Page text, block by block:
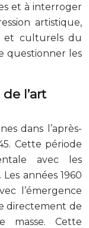
et à interroger
artistique,
et culturels du
questionner les
l’art
dans l’après-
Cette période
avec les
années 1960
l’émergence
directement de
masse. Cette